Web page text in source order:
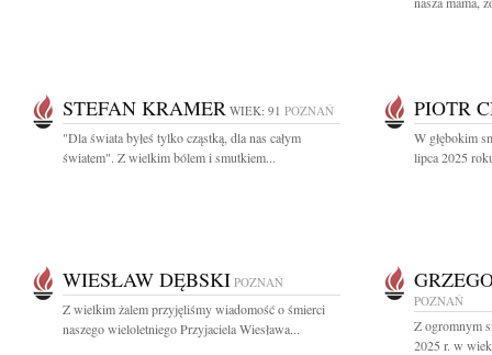
STEFAN KRAMER WIEK: 91 POZNAŃ
"Dla świata byłeś tylko cząstką, dla nas całym
światem". Z wielkim bólem i smutkiem...
PIOTR
W głębokim
lipca 2025
WIESŁAW DĘBSKI POZNAŃ
Z wielkim żalem przyjęliśmy wiadomość o śmierci
naszego wieloletniego Przyjaciela Wiesława...
POZNAŃ
Z ogromnym
2025 r. w